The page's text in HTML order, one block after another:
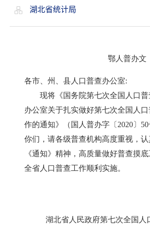
湖北省统计局
鄂人普办文
各市、州、县人口普查办公室:
现将《国务院第七次全国人口普
办公室关于扎实做好第七次全国人
作的通知》（国人普办字〔2020〕
你们，请各级普查机构高度重视，
《通知》精神，高质量做好普查摸
全省人口普查工作顺利实施。
湖北省人民政府第七次全国人